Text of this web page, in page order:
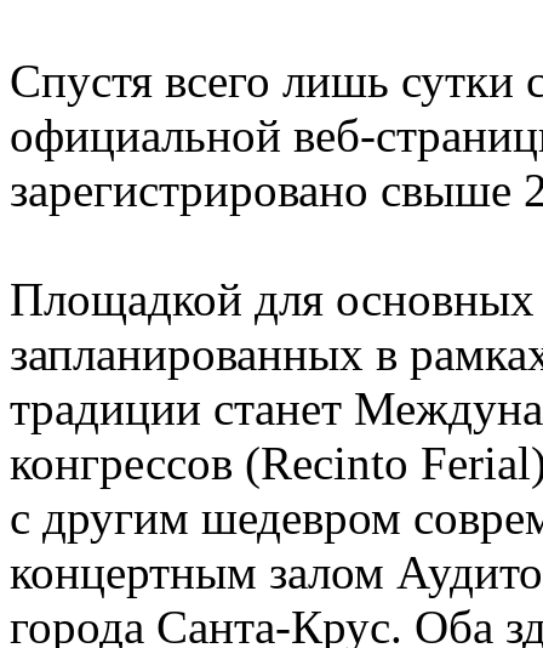
Спустя всего лишь сутки
официальной веб-
зарегистрировано свыше
Площадкой для
запланированных в
традиции станет
конгрессов (Recinto
с другим шедевром
концертным залом
города Санта-Крус. Оба